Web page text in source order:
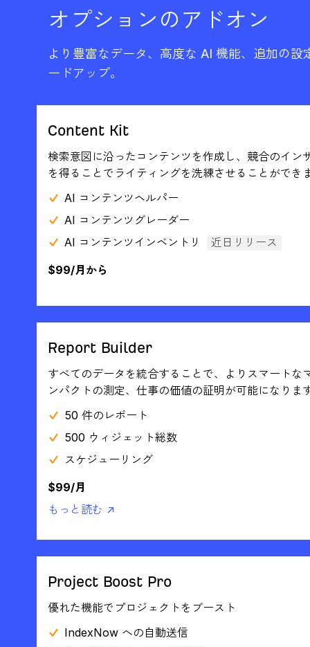
オプションのアドオン
より豊富なデータ、高度な AI 機能、追加の
ードアップ。
Content Kit
検索意図に沿ったコンテンツを作成し、競合のイン
を得ることでライティングを洗練させることができ
AI コンテンツヘルパー
AI コンテンツグレーダー
AI コンテンツインベントリ
近日リリース
$99/月から
Report Builder
すべてのデータを統合することで、よりスマート
ンパクトの測定、仕事の価値の証明が可能になりま
50 件のレポート
500 ウィジェット総数
スケジューリング
$99/月
もっと読む ↗
Project Boost Pro
優れた機能でプロジェクトをブースト
IndexNow への自動送信